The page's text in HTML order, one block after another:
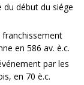
du début du siége
en 586 av. è.c.
par les
en 70 è.c.